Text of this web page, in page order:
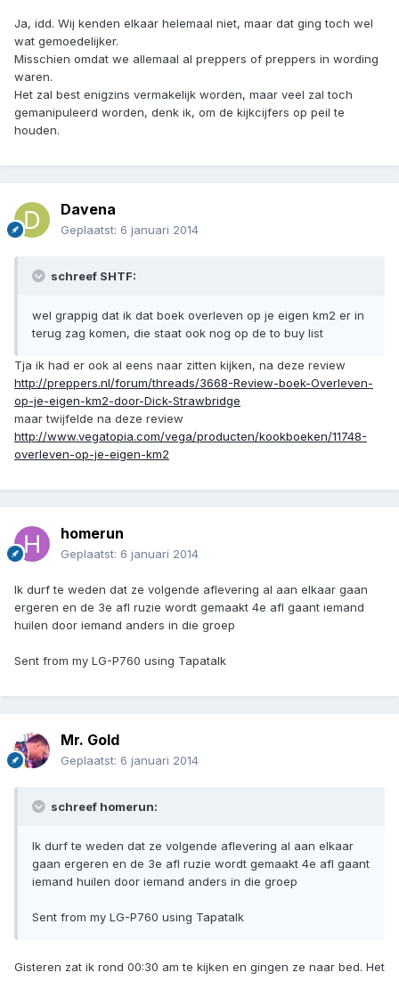
Ja, idd. Wij kenden elkaar helemaal niet, maar dat ging toch wel
wat gemoedelijker.
Misschien omdat we allemaal al preppers of preppers in wording
waren.
Het zal best enigzins vermakelijk worden, maar veel zal toch
gemanipuleerd worden, denk ik, om de kijkcijfers op peil te
houden.
Davena
Geplaatst: 6 januari 2014
schreef SHTF:
wel grappig dat ik dat boek overleven op je eigen km2 er in
terug zag komen, die staat ook nog op de to buy list
Tja ik had er ook al eens naar zitten kijken, na deze review
http://preppers.nl/forum/threads/3668-Review-boek-Overleven-
op-je-eigen-km2-door-Dick-Strawbridge
maar twijfelde na deze review
http://www.vegatopia.com/vega/producten/kookboeken/11748-
overleven-op-je-eigen-km2
homerun
Geplaatst: 6 januari 2014
Ik durf te weden dat ze volgende aflevering al aan elkaar gaan
ergeren en de 3e afl ruzie wordt gemaakt 4e afl gaant iemand
huilen door iemand anders in die groep
Sent from my LG-P760 using Tapatalk
Mr. Gold
Geplaatst: 6 januari 2014
schreef homerun:
Ik durf te weden dat ze volgende aflevering al aan elkaar
gaan ergeren en de 3e afl ruzie wordt gemaakt 4e afl gaant
iemand huilen door iemand anders in die groep
Sent from my LG-P760 using Tapatalk
Gisteren zat ik rond 00:30 am te kijken en gingen ze naar bed. Het